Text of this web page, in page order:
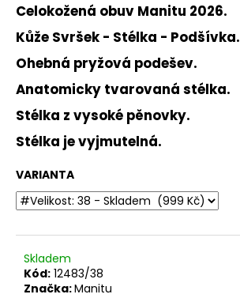
Celokožená obuv Manitu 2026.
Kůže Svršek - Stélka - Podšívka.
Ohebná pryžová podešev.
Anatomicky tvarovaná stélka.
Stélka z vysoké pěnovky.
Stélka je vyjmutelná.
VARIANTA
Skladem
Kód: 12483/38
Značka:Manitu
D
o
p
o
r
u
č
u
e
m
e
DÁMSKÉ
SANDÁLY
NA